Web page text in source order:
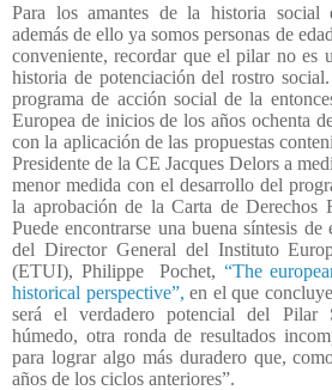
Para los amantes de la historia social
además de ello ya somos personas de
conveniente, recordar que el pilar no es
historia de potenciación del rostro
programa de acción social de la
Europea de inicios de los años ochenta
con la aplicación de las propuestas
Presidente de la CE Jacques Delors a
menor medida con el desarrollo del
la aprobación de la Carta de Derechos
Puede encontrarse una buena síntesis
del Director General del Instituto
(ETUI), Philippe
Pochet, “The
historical perspective”, en el que
será el verdadero potencial del Pilar
húmedo, otra ronda de resultados
para lograr algo más duradero que,
años de los ciclos anteriores”.